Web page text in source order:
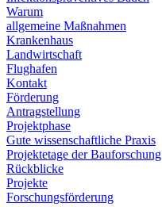
Warum
allgemeine Maßnahmen
Krankenhaus
Landwirtschaft
Flughafen
Kontakt
Förderung
Antragstellung
Projektphase
Gute wissenschaftliche Praxis
Projektetage der Bauforschung
Rückblicke
Projekte
Forschungsförderung